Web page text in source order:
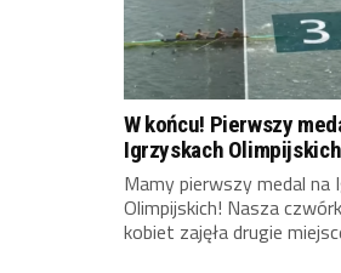
W końcu! Pierwszy
Igrzyskach
Mamy pierwszy medal na
Olimpijskich! Nasza
kobiet zajęła drugie